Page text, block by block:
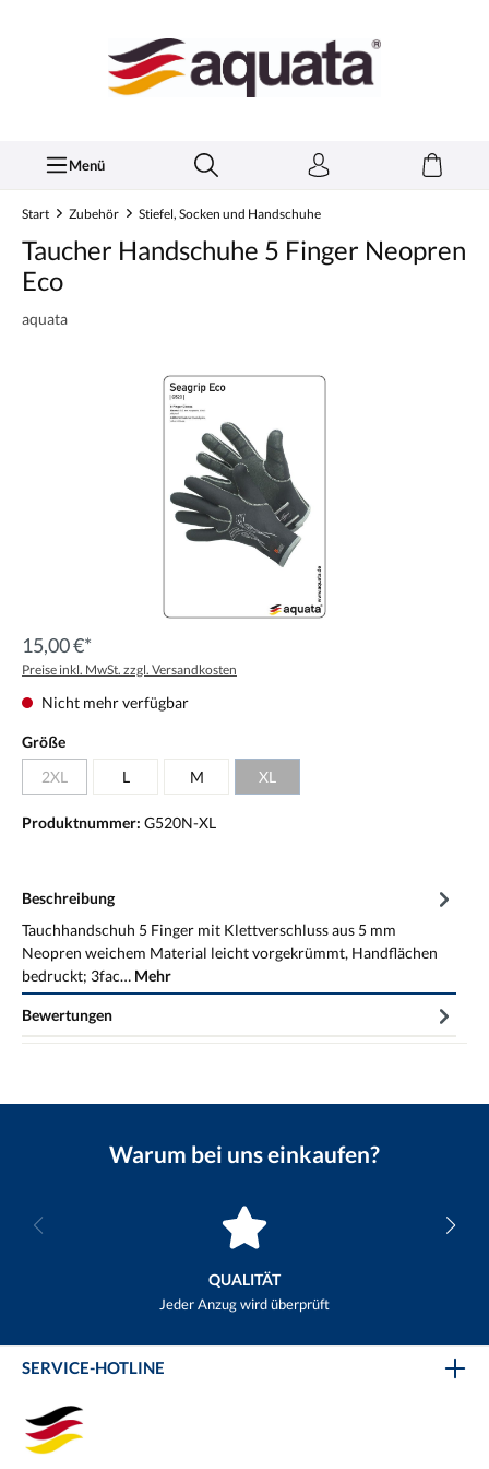
Menü
Start Zubehör Stiefel, Socken und Handschuhe
Taucher Handschuhe 5 Finger Neopren
Eco
aquata
15,00 €*
Preise inkl. MwSt. zzgl. Versandkosten
Nicht mehr verfügbar
Größe
2XL
L M XL
Produktnummer: G520N-XL
Beschreibung
Tauchhandschuh 5 Finger mit Klettverschluss aus 5 mm
Neopren weichem Material leicht vorgekrümmt, Handflächen
bedruckt; 3fac… Mehr
Bewertungen
Warum bei uns einkaufen?
QUALITÄT
Jeder Anzug wird überprüft
SERVICE-HOTLINE